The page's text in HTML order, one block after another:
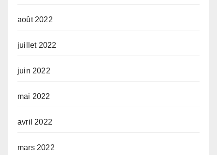
août 2022
juillet 2022
juin 2022
mai 2022
avril 2022
mars 2022